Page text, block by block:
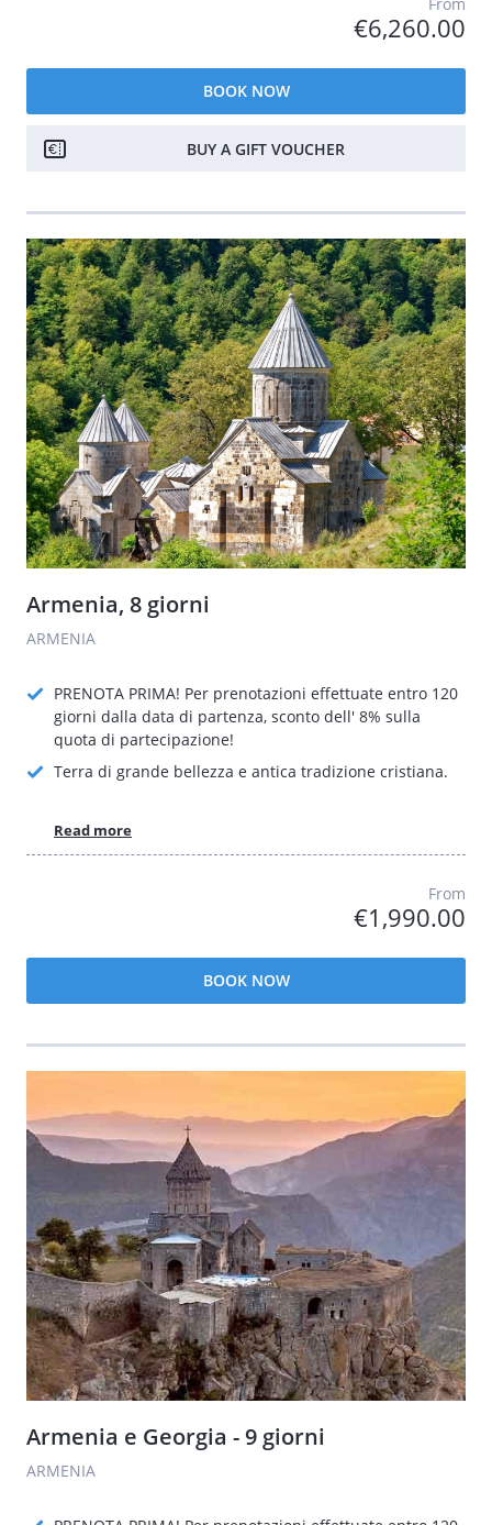
€6,260.00
BOOK NOW
BUY A GIFT VOUCHER
Armenia, 8 giorni
ARMENIA
PRENOTA PRIMA! Per prenotazioni effettuate entro 120
giorni dalla data di partenza, sconto dell' 8% sulla
quota di partecipazione!
Terra di grande bellezza e antica tradizione cristiana.
Read more
From
€1,990.00
BOOK NOW
Armenia e Georgia - 9 giorni
ARMENIA